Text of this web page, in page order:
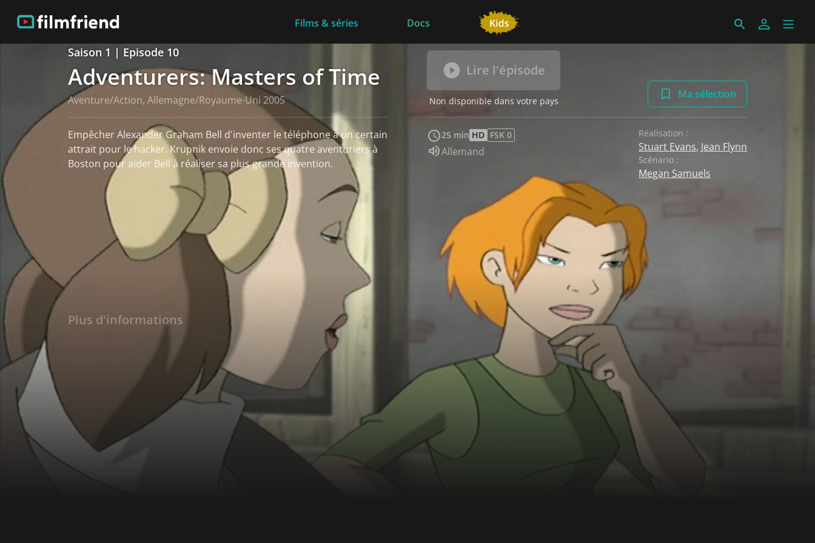
Films & séries Docs
Saison 1 | Episode 10
Adventurers: Masters of Time
Aventure/Action, Allemagne/Royaume-Uni 2005
Lire l'épisode
Non disponible dans votre pays
Ma sélection
Empêcher Alexander Graham Bell d'inventer le téléphone a un certain
attrait pour le hacker. Krupnik envoie donc ses quatre aventuriers à
Boston pour aider Bell à réaliser sa plus grande invention.
25 min HD FSK 0
Audio :
Allemand
Réalisation :
Stuart Evans, Jean Flynn
Scénario :
Megan Samuels
Plus d'informations